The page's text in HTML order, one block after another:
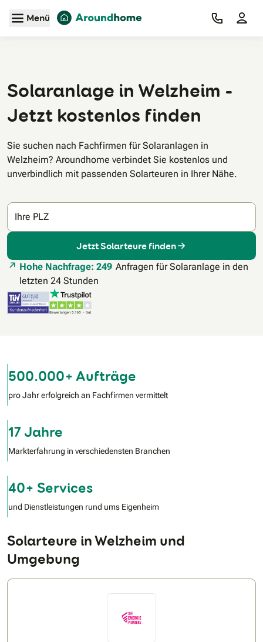
Zum Hauptinhalt
Menü
Solaranlage in Welzheim -
Jetzt kostenlos finden
Sie suchen nach Fachfirmen für Solaranlagen in
Welzheim? Aroundhome verbindet Sie kostenlos und
unverbindlich mit passenden Solarteuren in Ihrer Nähe.
Ihre PLZ
Jetzt Solarteure finden
Hohe Nachfrage: 249 Anfragen für Solaranlage in den
letzten 24 Stunden
500.000+ Aufträge
pro Jahr erfolgreich an Fachfirmen vermittelt
17 Jahre
Markterfahrung in verschiedensten Branchen
40+ Services
und Dienstleistungen rund ums Eigenheim
Solarteure in Welzheim und
Umgebung